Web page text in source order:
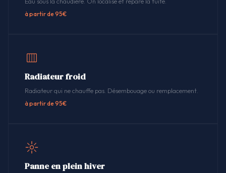
à partir de 95€
Radiateur froid
Radiateur qui ne chauffe pas. Désembouage ou remplacement.
à partir de 95€
Panne en plein hiver